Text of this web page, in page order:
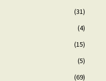
(31)
(4)
(15)
(5)
(69)